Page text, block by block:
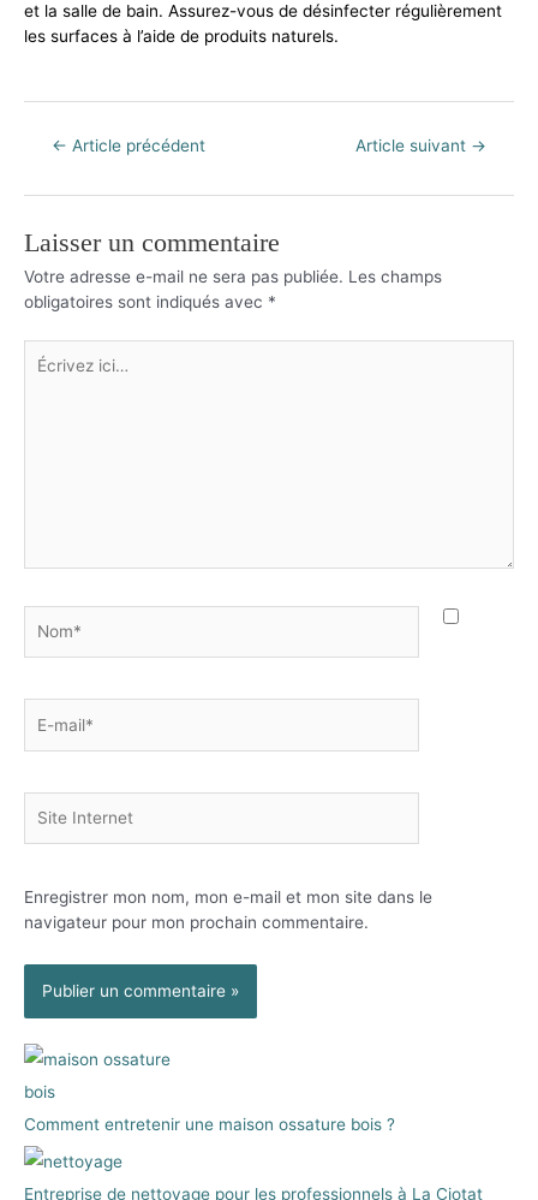
et la salle de bain. Assurez-vous de désinfecter régulièrement
les surfaces à l’aide de produits naturels.
Navigation
← Article précédent Article suivant →
Laisser un commentaire
Votre adresse e-mail ne sera pas publiée. Les champs
obligatoires sont indiqués avec *
Écrivez
ici…
mail*
Internet
Enregistrer mon nom, mon e-mail et mon site dans le
navigateur pour mon prochain commentaire.
Comment entretenir une maison ossature bois ?
Entreprise de nettoyage pour les professionnels à La Ciotat